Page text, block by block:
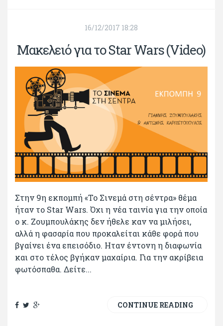
16/12/2017 18:28
Μακελειό για το Star Wars (Video)
Στην 9η εκπομπή «Το Σινεμά στη σέντρα» θέμα
ήταν το Star Wars. Όχι η νέα ταινία για την οποία
ο κ. Ζουμπουλάκης δεν ήθελε καν να μιλήσει,
αλλά η φασαρία που προκαλείται κάθε φορά που
βγαίνει ένα επεισόδιο. Ηταν έντονη η διαφωνία
και στο τέλος βγήκαν μαχαίρια. Για την ακρίβεια
φωτόσπαθα. Δείτε...
CONTINUE READING